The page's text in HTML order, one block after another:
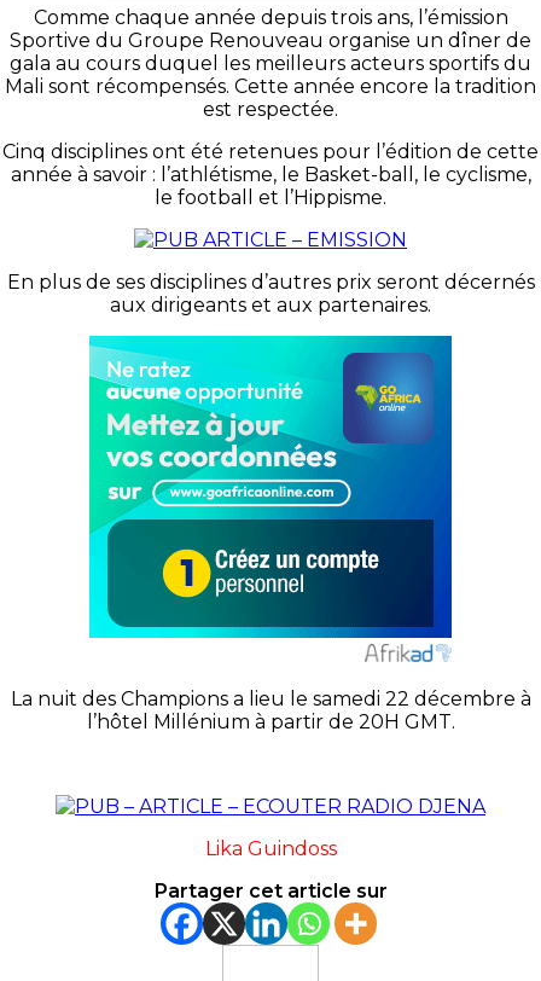
Comme chaque année depuis trois ans, l’émission
Sportive du Groupe Renouveau organise un dîner de
gala au cours duquel les meilleurs acteurs sportifs du
Mali sont récompensés. Cette année encore la tradition
est respectée.
Cinq disciplines ont été retenues pour l’édition de cette
année à savoir : l’athlétisme, le Basket-ball, le cyclisme,
le football et l’Hippisme.
En plus de ses disciplines d’autres prix seront décernés
aux dirigeants et aux partenaires.
La nuit des Champions a lieu le samedi 22 décembre à
l’hôtel Millénium à partir de 20H GMT.
Lika Guindoss
Partager cet article sur